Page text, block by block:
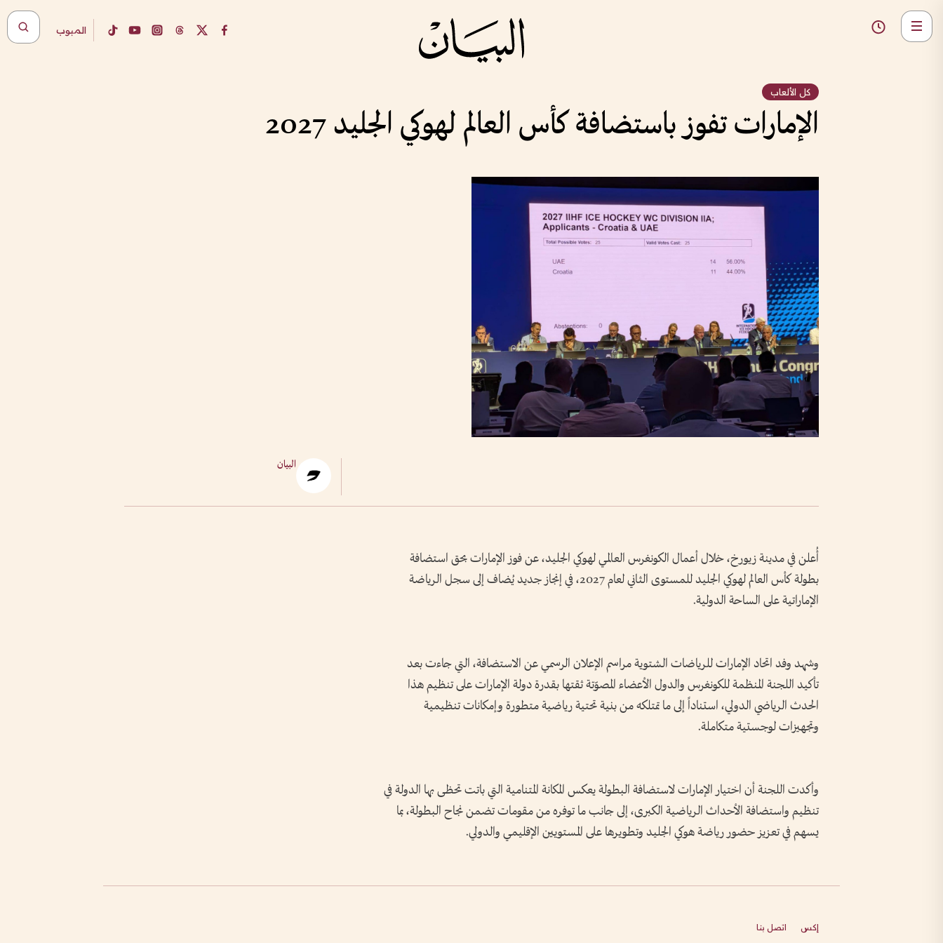
المبوب
كل الألعاب
الإمارات تفوز باستضافة كأس العالم لهوكي الجليد 2027
البيان
أُعلن في مدينة زيورخ، خلال أعمال الكونغرس العالمي لهوكي الجليد، عن فوز الإمارات بحق استضافة
بطولة كأس العالم لهوكي الجليد للمستوى الثاني لعام 2027، في إنجاز جديد يُضاف إلى سجل الرياضة
الإماراتية على الساحة الدولية.
وشهد وفد اتحاد الإمارات للرياضات الشتوية مراسم الإعلان الرسمي عن الاستضافة، التي جاءت بعد
تأكيد اللجنة المنظمة للكونغرس والدول الأعضاء المصوّتة ثقتها بقدرة دولة الإمارات على تنظيم هذا
الحدث الرياضي الدولي، استناداً إلى ما تمتلكه من بنية تحتية رياضية متطورة وإمكانات تنظيمية
وتجهيزات لوجستية متكاملة.
وأكدت اللجنة أن اختيار الإمارات لاستضافة البطولة يعكس المكانة المتنامية التي باتت تحظى بها الدولة في
تنظيم واستضافة الأحداث الرياضية الكبرى، إلى جانب ما توفره من مقومات تضمن نجاح البطولة، بما
يسهم في تعزيز حضور رياضة هوكي الجليد وتطويرها على المستويين الإقليمي والدولي.
إكس
اتصل بنا